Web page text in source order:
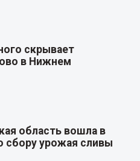
скрывает
в Нижнем
область вошла в
сбору урожая сливы